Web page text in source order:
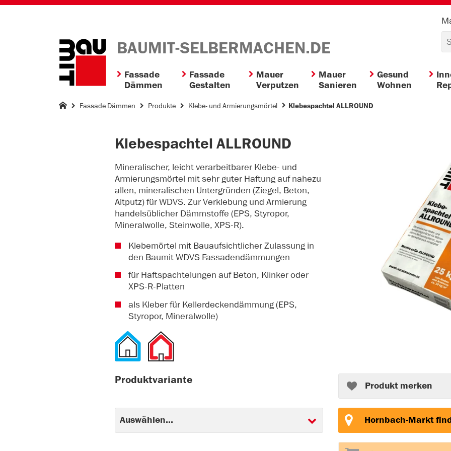
BAUMIT-SELBERMACHEN.DE
Fassade
Dämmen
Fassade
Gestalten
Mauer
Verputzen
Mauer
Sanieren
Gesund
Wohnen
Fassade Dämmen Produkte Klebe- und Armierungsmörtel Klebespachtel ALLROUND
Klebespachtel ALLROUND
Mineralischer, leicht verarbeitbarer Klebe- und
Armierungsmörtel mit sehr guter Haftung auf nahezu
allen, mineralischen Untergründen (Ziegel, Beton,
Altputz) für WDVS. Zur Verklebung und Armierung
handelsüblicher Dämmstoffe (EPS, Styropor,
Mineralwolle, Steinwolle, XPS-R).
Klebemörtel mit Bauaufsichtlicher Zulassung in
den Baumit WDVS Fassadendämmungen
für Haftspachtelungen auf Beton, Klinker oder
XPS-R-Platten
als Kleber für Kellerdeckendämmung (EPS,
Styropor, Mineralwolle)
Produktvariante Produkt merken
Hornbach-Markt